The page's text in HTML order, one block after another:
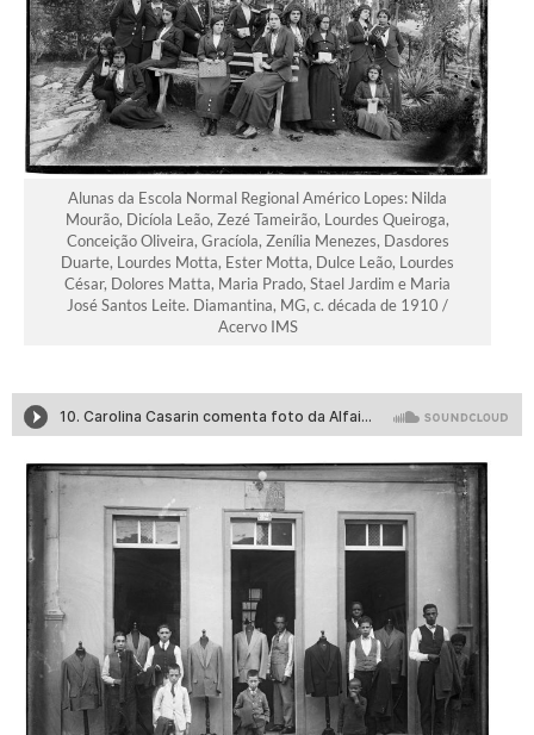
Alunas da Escola Normal Regional Américo Lopes: Nilda
Mourão, Dicíola Leão, Zezé Tameirão, Lourdes Queiroga,
Conceição Oliveira, Gracíola, Zenília Menezes, Dasdores
Duarte, Lourdes Motta, Ester Motta, Dulce Leão, Lourdes
César, Dolores Matta, Maria Prado, Stael Jardim e Maria
José Santos Leite. Diamantina, MG, c. década de 1910 /
Acervo IMS